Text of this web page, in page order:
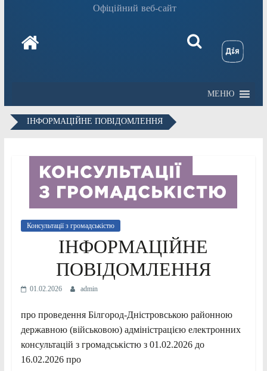
Офіційний веб-сайт
МЕНЮ
ІНФОРМАЦІЙНЕ ПОВІДОМЛЕННЯ
Консультації з громадськістю
ІНФОРМАЦІЙНЕ
ПОВІДОМЛЕННЯ
01.02.2026 admin
про проведення Білгород-Дністровською районною
державною (військовою) адміністрацією електронних
консультацій з громадськістю з 01.02.2026 до
16.02.2026 про